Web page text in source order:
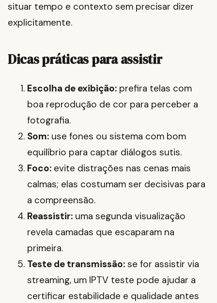
situar tempo e contexto sem precisar dizer
explicitamente.
Dicas práticas para assistir
Escolha de exibição: prefira telas com
boa reprodução de cor para perceber a
fotografia.
Som: use fones ou sistema com bom
equilíbrio para captar diálogos sutis.
Foco: evite distrações nas cenas mais
calmas; elas costumam ser decisivas para
a compreensão.
Reassistir: uma segunda visualização
revela camadas que escaparam na
primeira.
Teste de transmissão: se for assistir via
streaming, um IPTV teste pode ajudar a
certificar estabilidade e qualidade antes